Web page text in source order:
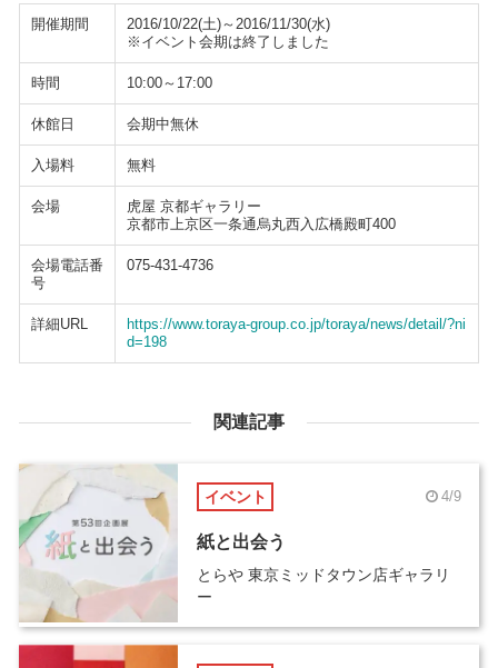
開催期間
2016/10/22(土)～2016/11/30(水)
※イベント会期は終了しました
時間 10:00～17:00
休館日 会期中無休
入場料 無料
会場
虎屋 京都ギャラリー
京都市上京区一条通烏丸西入広橋殿町400
会場電話番
号
075-431-4736
詳細URL
https://www.toraya-group.co.jp/toraya/news/detail/?ni
d=198
関連記事
イベント 4/9
紙と出会う
とらや 東京ミッドタウン店ギャラリ
ー